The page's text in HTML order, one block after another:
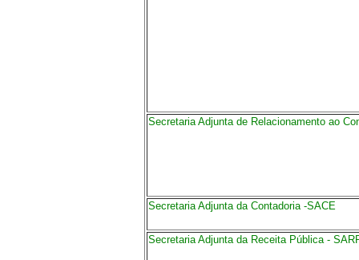
Secretaria Adjunta de Relacionamento ao
Secretaria Adjunta da Contadoria -SACE
Secretaria Adjunta da Receita Pública -